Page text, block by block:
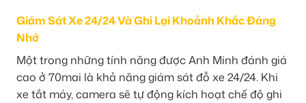
Giám Sát Xe 24/24 Và Ghi Lại Khoảnh Khắc Đáng
Nhớ
Một trong những tính năng được Anh Minh đánh giá
cao ở 70mai là khả năng giám sát đỗ xe 24/24. Khi
xe tắt máy, camera sẽ tự động kích hoạt chế độ ghi